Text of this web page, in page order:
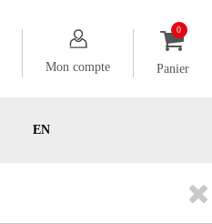
Mon compte Panier
EN